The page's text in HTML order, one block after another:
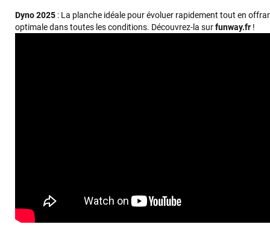
Dyno 2025 : La planche idéale pour évoluer rapidement tout en
optimale dans toutes les conditions. Découvrez-la surfunway.fr !
sur le matériel à choisir, et m’a même offert du matériel
plus. Niveau réactivité, c’est au top : la commande est
Maronui RICHMOND
J'ai acheté une voile d'occasion depuis Tahiti. Super